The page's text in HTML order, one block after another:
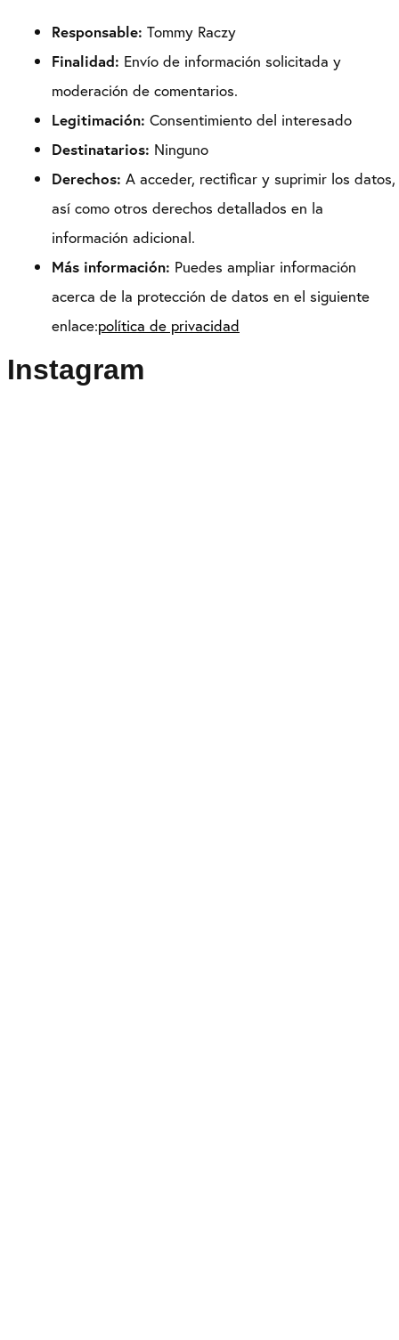
Responsable: Tommy Raczy
Finalidad: Envío de información solicitada y
moderación de comentarios.
Legitimación: Consentimiento del interesado
Destinatarios: Ninguno
Derechos: A acceder, rectificar y suprimir los datos,
así como otros derechos detallados en la
información adicional.
Más información: Puedes ampliar información
acerca de la protección de datos en el siguiente
enlace:política de privacidad
Instagram